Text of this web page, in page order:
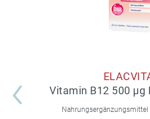
Vitamin B12 500